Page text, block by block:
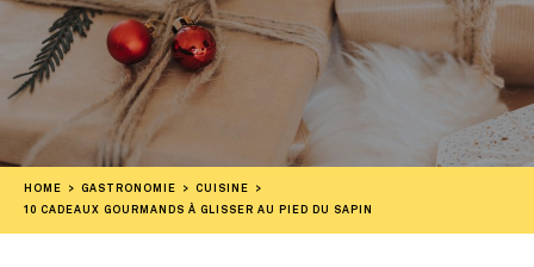
HOME GASTRONOMIE
CUISINE
10 CADEAUX GOURMANDS À GLISSER AU PIED DU SAPIN